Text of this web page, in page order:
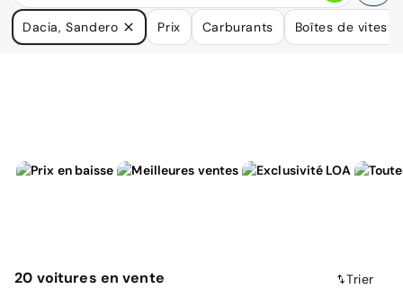
Nous avons de nombreuses voitures qui pourraient répondre
à vos besoins.
Dacia, Sandero Prix Carburants Boîtes de vitesse
20 voitures en vente Trier